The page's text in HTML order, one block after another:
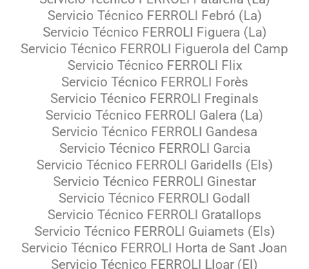
Servicio Técnico FERROLI Febró (La)
Servicio Técnico FERROLI Figuera (La)
Servicio Técnico FERROLI Figuerola del Camp
Servicio Técnico FERROLI Flix
Servicio Técnico FERROLI Forès
Servicio Técnico FERROLI Freginals
Servicio Técnico FERROLI Galera (La)
Servicio Técnico FERROLI Gandesa
Servicio Técnico FERROLI Garcia
Servicio Técnico FERROLI Garidells (Els)
Servicio Técnico FERROLI Ginestar
Servicio Técnico FERROLI Godall
Servicio Técnico FERROLI Gratallops
Servicio Técnico FERROLI Guiamets (Els)
Servicio Técnico FERROLI Horta de Sant Joan
Servicio Técnico FERROLI Lloar (El)